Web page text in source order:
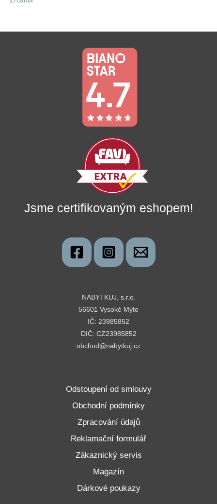
Jsme certifikovaným eshopem!
NABYTKUJ, s.r.o.
56601 Vysoké Mýto
IČ: 23985852
DIČ: CZ23985852
obchod@nabytkuj.cz
Odstoupení od smlouvy
Obchodní podmínky
Zpracování údajů
Reklamační formulář
Zákaznický servis
Magazín
Dárkové poukazy